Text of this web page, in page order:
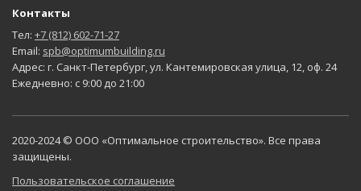
Контакты
Тел: +7 (812) 602-71-27
Email: spb@optimumbuilding.ru
Адрес: г. Санкт-Петербург, ул. Кантемировская улица, 12, оф. 24
Ежедневно: с 9:00 до 21:00
2020-2024 © ООО «Оптимальное строительство». Все права
защищены.
Пользовательское соглашение